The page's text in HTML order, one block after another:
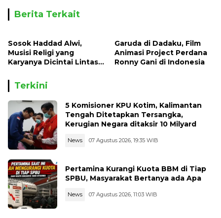
Berita Terkait
Sosok Haddad Alwi,
Musisi Religi yang
Karyanya Dicintai Lintas
HUT ke 22 Dharmasraya
Garuda di Dadaku, Film
Animasi Project Perdana
Ronny Gani di Indonesia
Terkini
5 Komisioner KPU Kotim, Kalimantan
Tengah Ditetapkan Tersangka,
Kerugian Negara ditaksir 10 Milyard
News 07 Agustus 2026, 19:35 WIB
Pertamina Kurangi Kuota BBM di Tiap
SPBU, Masyarakat Bertanya ada Apa
News 07 Agustus 2026, 11:03 WIB